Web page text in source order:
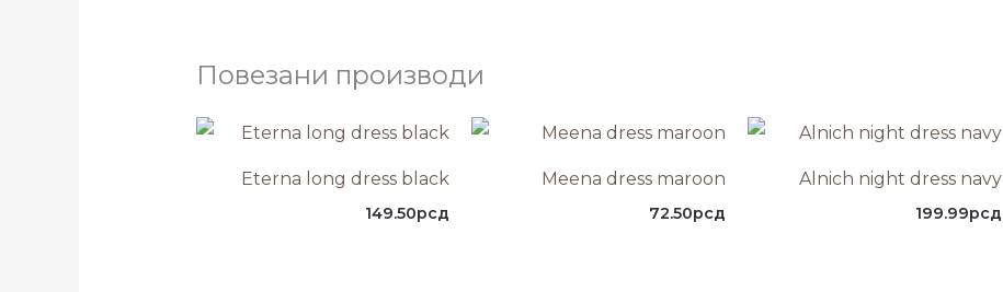
Повезани производи
Eterna long dress black
149.50рсд
Meena dress maroon
72.50рсд
Alnich night dress navy
199.99рсд